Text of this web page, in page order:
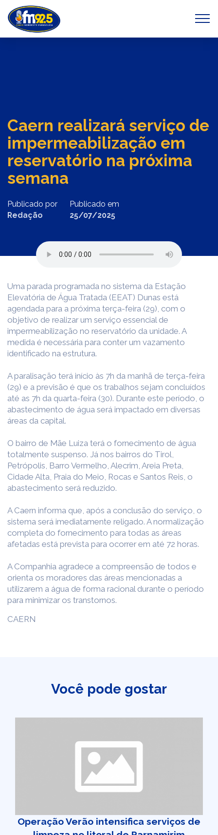
Previous Next
Caern realizará serviço de
impermeabilização em
reservatório na próxima
semana
Publicado por
Redação
Publicado em
25/07/2025
Uma parada programada no sistema da Estação
Elevatória de Água Tratada (EEAT) Dunas está
agendada para a próxima terça-feira (29), com o
objetivo de realizar um serviço essencial de
impermeabilização no reservatório da unidade. A
medida é necessária para conter um vazamento
identificado na estrutura.
A paralisação terá início às 7h da manhã de terça-feira
(29) e a previsão é que os trabalhos sejam concluídos
até as 7h da quarta-feira (30). Durante este período, o
abastecimento de água será impactado em diversas
áreas da capital.
O bairro de Mãe Luiza terá o fornecimento de água
totalmente suspenso. Já nos bairros do Tirol,
Petrópolis, Barro Vermelho, Alecrim, Areia Preta,
Cidade Alta, Praia do Meio, Rocas e Santos Reis, o
abastecimento será reduzido.
A Caern informa que, após a conclusão do serviço, o
sistema será imediatamente religado. A normalização
completa do fornecimento para todas as áreas
afetadas está prevista para ocorrer em até 72 horas.
A Companhia agradece a compreensão de todos e
orienta os moradores das áreas mencionadas a
utilizarem a água de forma racional durante o período
para minimizar os transtornos.
CAERN
Você pode gostar
Operação Verão intensifica serviços de